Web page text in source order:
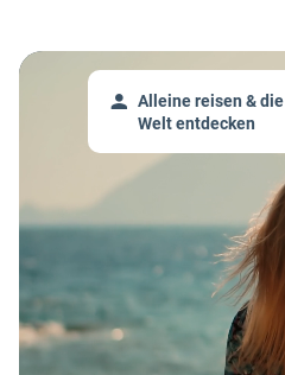
Alleine reisen & die
Welt entdecken